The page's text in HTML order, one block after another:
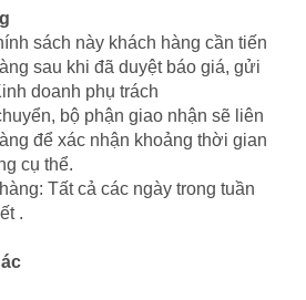
sách này khách hàng cần tiến
sau khi đã duyệt báo giá, gửi
doanh phụ trách
bộ phận giao nhận sẽ liên
để xác nhận khoảng thời gian
cụ thể.
Tất cả các ngày trong tuần
.